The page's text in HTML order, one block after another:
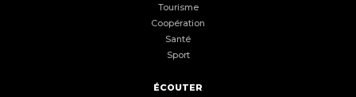
Tourisme
Coopération
Santé
Sport
ÉCOUTER